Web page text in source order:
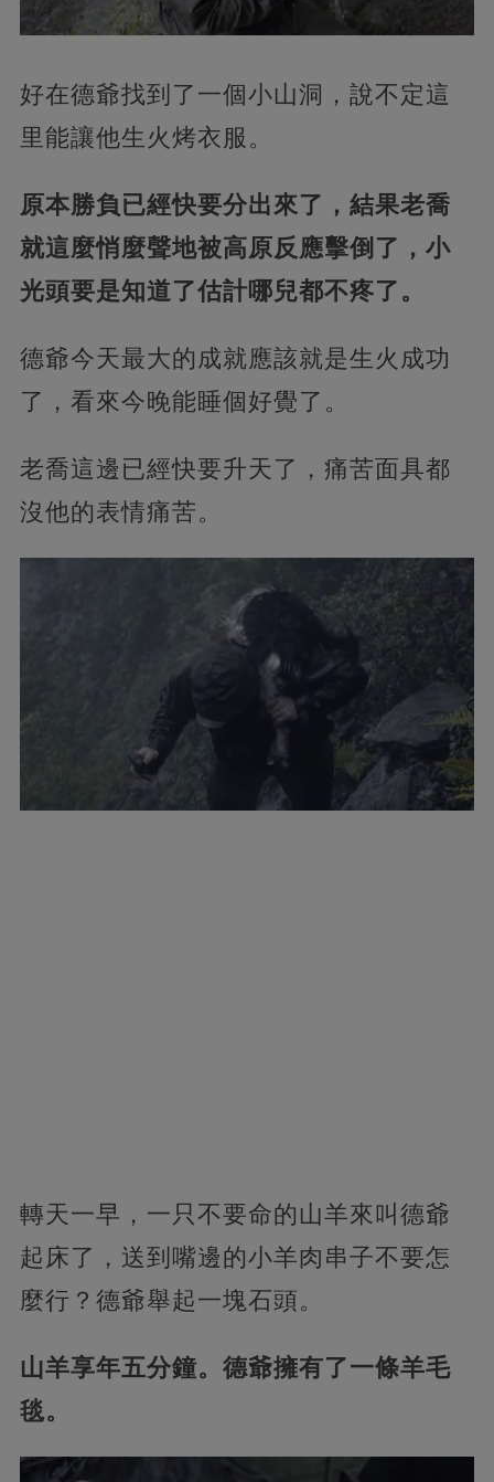
好在德爺找到了一個小山洞，說不定這
里能讓他生火烤衣服。
原本勝負已經快要分出來了，結果老喬
就這麼悄麼聲地被高原反應擊倒了，小
光頭要是知道了估計哪兒都不疼了。
德爺今天最大的成就應該就是生火成功
了，看來今晚能睡個好覺了。
老喬這邊已經快要升天了，痛苦面具都
沒他的表情痛苦。
轉天一早，一只不要命的山羊來叫德爺
起床了，送到嘴邊的小羊肉串子不要怎
麼行？德爺舉起一塊石頭。
山羊享年五分鐘。德爺擁有了一條羊毛
毯。